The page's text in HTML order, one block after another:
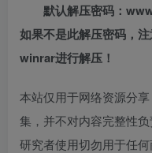
默认解压密码：
如果不是此解压密码，
winrar进行解压！
本站仅用于网络资源分
集，并不对内容完整性
研究者使用切勿用于任